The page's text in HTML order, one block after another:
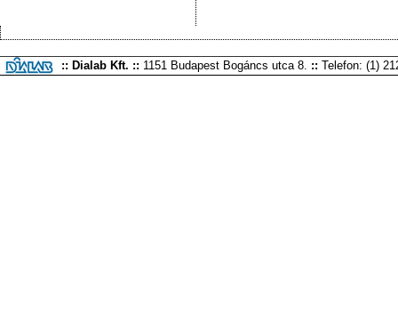
:: Dialab Kft. :: 1151 Budapest Bogáncs utca 8. :: Telefon: (1)